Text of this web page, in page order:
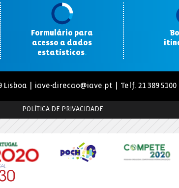
Formulário para
acesso a dados
estatísticos.
Lisboa | iave-direcao@iave.pt | Telf. 21 389
POLÍTICA DE PRIVACIDADE